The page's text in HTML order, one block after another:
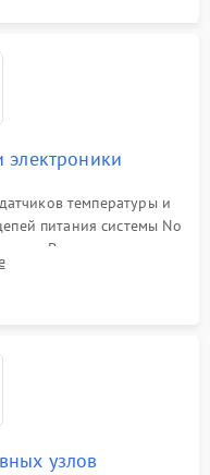
электроники
температуры и
питания системы No
Ремонт или замена
алгоритмов.
узлов